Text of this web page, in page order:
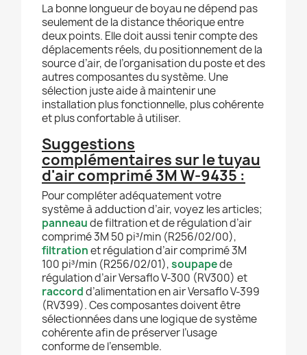
La bonne longueur de boyau ne dépend pas
seulement de la distance théorique entre
deux points. Elle doit aussi tenir compte des
déplacements réels, du positionnement de la
source d’air, de l’organisation du poste et des
autres composantes du système. Une
sélection juste aide à maintenir une
installation plus fonctionnelle, plus cohérente
et plus confortable à utiliser.
Suggestions
complémentaires sur le tuyau
d'air comprimé 3M W-9435 :
Pour compléter adéquatement votre
système à adduction d’air, voyez les articles;
panneaude filtration et de régulation d’air
comprimé 3M 50 pi³/min (R256/02/00),
filtrationet régulation d’air comprimé 3M
100 pi³/min (R256/02/01),soupapede
régulation d’air Versaflo V-300 (RV300) et
raccordd’alimentation en air Versaflo V-399
(RV399). Ces composantes doivent être
sélectionnées dans une logique de système
cohérente afin de préserver l’usage
conforme de l’ensemble.